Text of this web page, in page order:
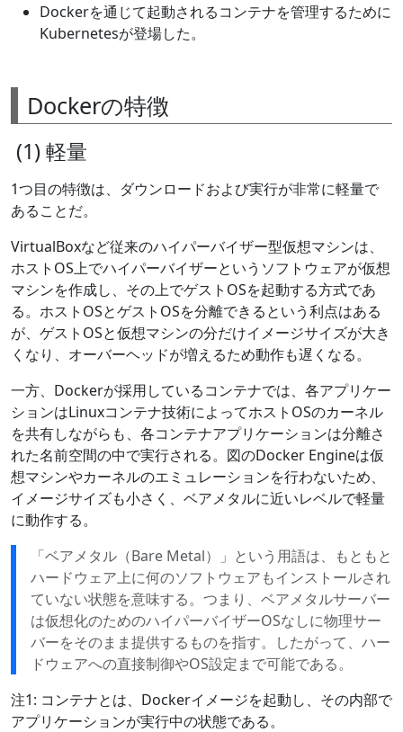
Dockerを通じて起動されるコンテナを管理するために
Kubernetesが登場した。
Dockerの特徴
(1) 軽量
1つ目の特徴は、ダウンロードおよび実行が非常に軽量で
あることだ。
VirtualBoxなど従来のハイパーバイザー型仮想マシンは、
ホストOS上でハイパーバイザーというソフトウェアが仮想
マシンを作成し、その上でゲストOSを起動する方式であ
る。ホストOSとゲストOSを分離できるという利点はある
が、ゲストOSと仮想マシンの分だけイメージサイズが大き
くなり、オーバーヘッドが増えるため動作も遅くなる。
一方、Dockerが採用しているコンテナでは、各アプリケー
ションはLinuxコンテナ技術によってホストOSのカーネル
を共有しながらも、各コンテナアプリケーションは分離さ
れた名前空間の中で実行される。図のDocker Engineは仮
想マシンやカーネルのエミュレーションを行わないため、
イメージサイズも小さく、ベアメタルに近いレベルで軽量
に動作する。
「ベアメタル（Bare Metal）」という用語は、もともと
ハードウェア上に何のソフトウェアもインストールされ
ていない状態を意味する。つまり、ベアメタルサーバー
は仮想化のためのハイパーバイザーOSなしに物理サー
バーをそのまま提供するものを指す。したがって、ハー
ドウェアへの直接制御やOS設定まで可能である。
注1: コンテナとは、Dockerイメージを起動し、その内部で
アプリケーションが実行中の状態である。